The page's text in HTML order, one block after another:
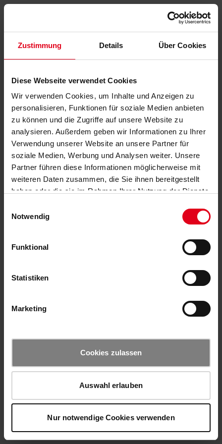
Zustimmung Details Über Cookies
Diese Webseite verwendet Cookies
Wir verwenden Cookies, um Inhalte und Anzeigen zu
personalisieren, Funktionen für soziale Medien anbieten
zu können und die Zugriffe auf unsere Website zu
analysieren. Außerdem geben wir Informationen zu Ihrer
Verwendung unserer Website an unsere Partner für
soziale Medien, Werbung und Analysen weiter. Unsere
Partner führen diese Informationen möglicherweise mit
weiteren Daten zusammen, die Sie ihnen bereitgestellt
haben oder die sie im Rahmen Ihrer Nutzung der Dienste
Notwendig
Funktional
Statistiken
Marketing
Cookies zulassen
Auswahl erlauben
Nur notwendige Cookies verwenden